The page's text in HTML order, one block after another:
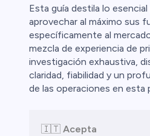
Esta guía destila lo esencial
aprovechar al máximo sus
específicamente al
mezcla de experiencia de
investigación exhaustiva,
claridad, fiabilidad y un
de las operaciones en esta
🇮🇹 Acepta